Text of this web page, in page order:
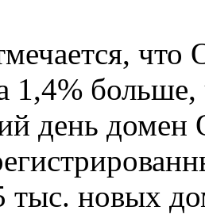
1,4%
день домен
тыс. новых